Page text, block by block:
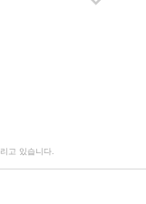
고 있습니다.